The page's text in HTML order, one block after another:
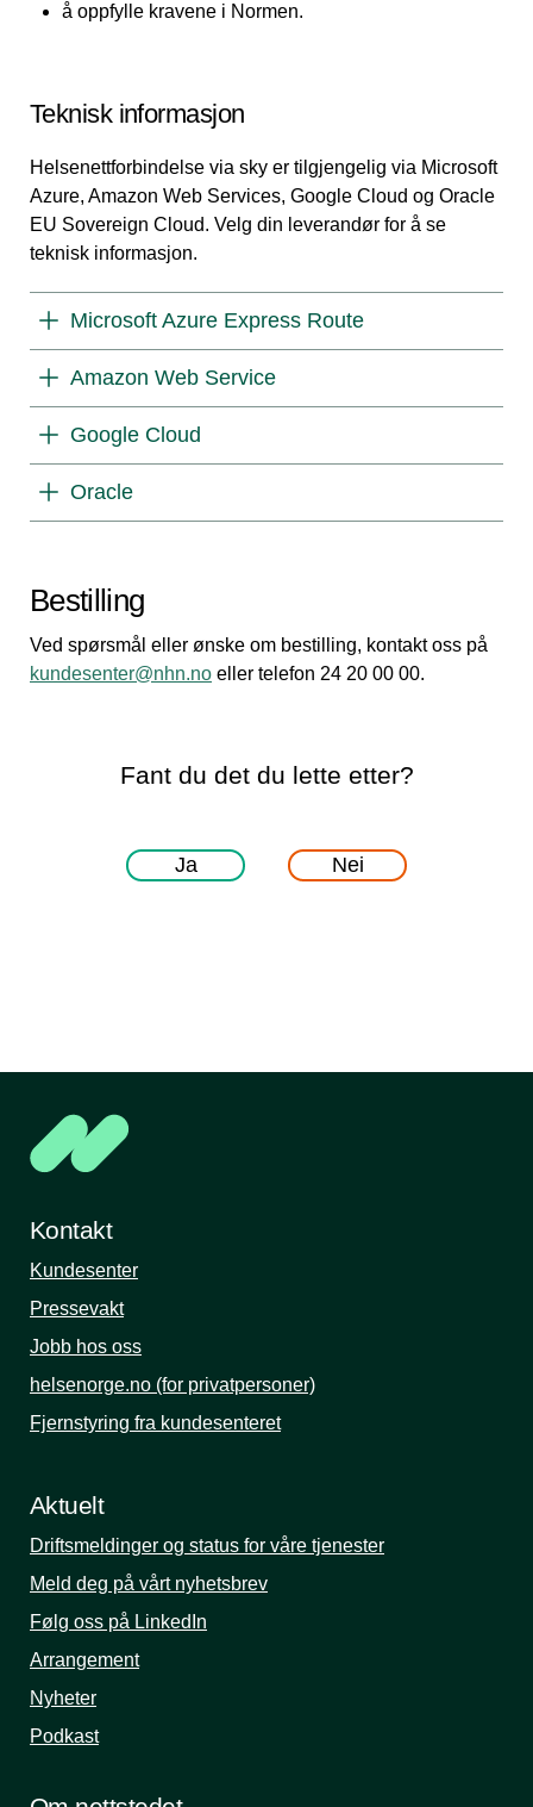
å oppfylle kravene i Normen.
Teknisk informasjon
Helsenettforbindelse via sky er tilgjengelig via Microsoft
Azure, Amazon Web Services, Google Cloud og Oracle
EU Sovereign Cloud. Velg din leverandør for å se
teknisk informasjon.
Microsoft Azure Express Route
Amazon Web Service
Google Cloud
Oracle
Bestilling
Ved spørsmål eller ønske om bestilling, kontakt oss på
kundesenter@nhn.no eller telefon 24 20 00 00.
Fant du det du lette etter?
Ja Nei
Kontakt
Kundesenter
Pressevakt
Jobb hos oss
helsenorge.no (for privatpersoner)
Fjernstyring fra kundesenteret
Aktuelt
Driftsmeldinger og status for våre tjenester
Meld deg på vårt nyhetsbrev
Følg oss på LinkedIn
Arrangement
Nyheter
Podkast